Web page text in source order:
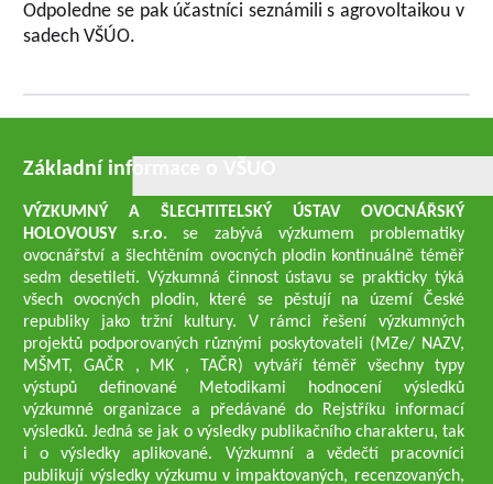
Odpoledne se pak účastníci seznámili s agrovoltaikou v
sadech VŠÚO.
Základní informace o VŠUO
VÝZKUMNÝ A ŠLECHTITELSKÝ ÚSTAV OVOCNÁŘSKÝ
HOLOVOUSY s.r.o.se zabývá výzkumem problematiky
ovocnářství a šlechtěním ovocných plodin kontinuálně téměř
sedm desetiletí. Výzkumná činnost ústavu se prakticky týká
všech ovocných plodin, které se pěstují na území České
republiky jako tržní kultury. V rámci řešení výzkumných
projektů podporovaných různými poskytovateli (MZe/ NAZV,
MŠMT, GAČR , MK , TAČR) vytváří téměř všechny typy
výstupů definované Metodikami hodnocení výsledků
výzkumné organizace a předávané do Rejstříku informací
výsledků. Jedná se jak o výsledky publikačního charakteru, tak
i o výsledky aplikované. Výzkumní a vědečtí pracovníci
publikují výsledky výzkumu v impaktovaných, recenzovaných,